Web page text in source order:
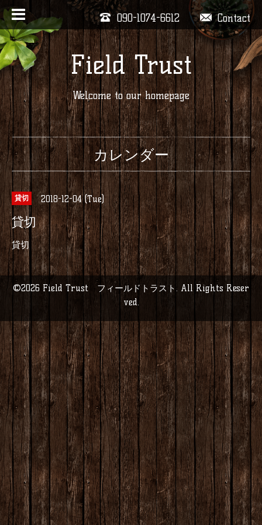
Contact
090-1074-6612
Field Trust
Welcome to our homepage
カレンダー
貸切 2018-12-04 (Tue)
貸切
貸切
©2026 Field Trust フィールドトラスト . All Rights Reser
ved.